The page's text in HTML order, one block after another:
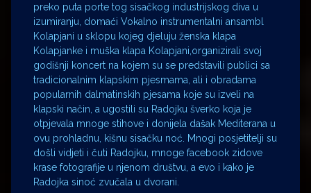
preko puta porte tog sisačkog industrijskog diva u
izumiranju, domaći Vokalno instrumentalni ansambl
Kolapjani u sklopu kojeg djeluju ženska klapa
Kolapjanke i muška klapa Kolapjani,organizirali svoj
godišnji koncert na kojem su se predstavili publici sa
tradicionalnim klapskim pjesmama, ali i obradama
popularnih dalmatinskih pjesama koje su izveli na
klapski način, a ugostili su Radojku šverko koja je
otpjevala mnoge stihove i donijela dašak Mediterana u
ovu prohladnu, kišnu sisačku noć. Mnogi posjetitelji su
došli vidjeti i čuti Radojku, mnoge facebook zidove
krase fotografije u njenom društvu, a evo i kako je
Radojka sinoć zvučala u dvorani.